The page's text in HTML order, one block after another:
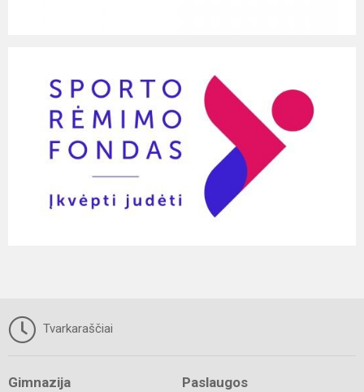
Tvarkaraščiai
Gimnazija Paslaugos